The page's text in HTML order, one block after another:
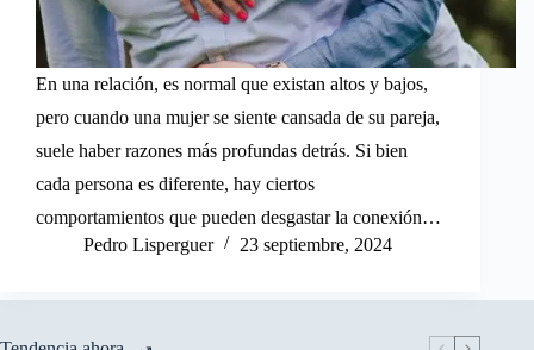
En una relación, es normal que existan altos y bajos,
pero cuando una mujer se siente cansada de su pareja,
suele haber razones más profundas detrás. Si bien
cada persona es diferente, hay ciertos
comportamientos que pueden desgastar la conexión…
Pedro Lisperguer
23 septiembre, 2024